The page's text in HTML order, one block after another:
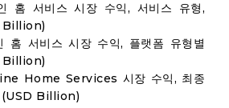
홈 서비스 시장 수익, 서비스 유형,
Billion)
홈 서비스 시장 수익, 플랫폼 유형별
Billion)
Home Services 시장 수익, 최종
(USD Billion)